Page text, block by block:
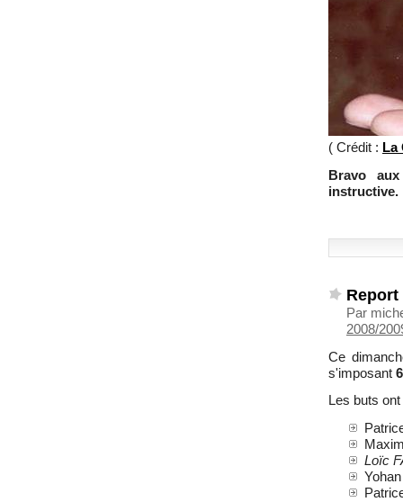
( Crédit : La
Bravo
instructive.
Report
Par
2008/
Ce
s'imposant
Les buts
Loïc